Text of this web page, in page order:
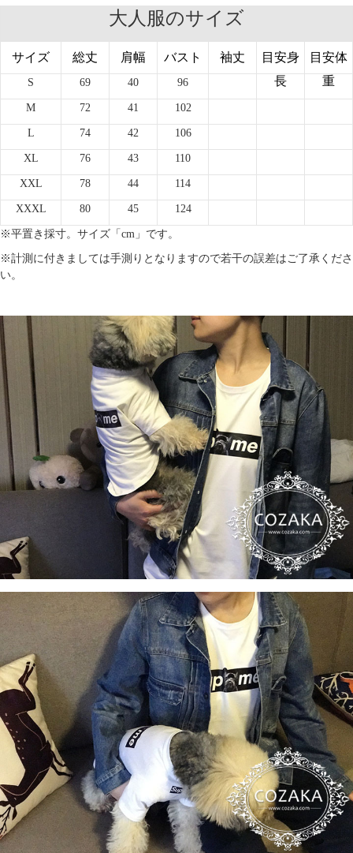
大人服のサイズ
サイズ 総丈 肩幅 バスト 袖丈
目安身
長
目安体
重
S 69 40 96
M 72 41 102
L 74 42 106
XL 76 43 110
XXL 78 44 114
XXXL 80 45 124
※平置き採寸。サイズ「cm」です。
※計測に付きましては手測りとなりますので若干の誤差はご了承くださ
い。